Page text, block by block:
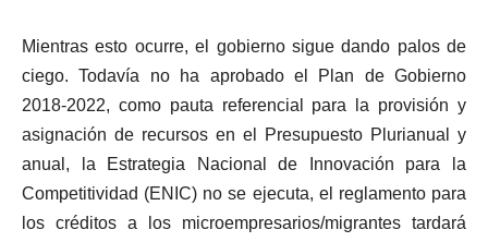
Mientras esto ocurre, el gobierno sigue dando palos de
ciego. Todavía no ha aprobado el Plan de Gobierno
2018-2022, como pauta referencial para la provisión y
asignación de recursos en el Presupuesto Plurianual y
anual, la Estrategia Nacional de Innovación para la
Competitividad (ENIC) no se ejecuta, el reglamento para
los créditos a los microempresarios/migrantes tardará